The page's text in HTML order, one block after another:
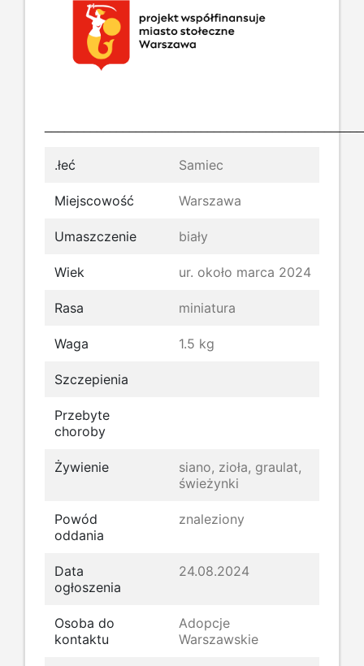
.łeć Samiec
Miejscowość Warszawa
Umaszczenie biały
Wiek ur. około marca 2024
Rasa miniatura
Waga 1.5 kg
Szczepienia
Przebyte
choroby
Żywienie
siano, zioła, graulat,
świeżynki
Powód
oddania
znaleziony
Data
ogłoszenia
24.08.2024
Osoba do
kontaktu
Adopcje
Warszawskie